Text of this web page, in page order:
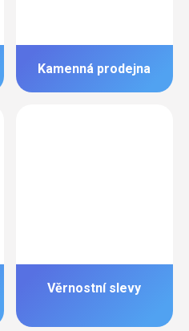
Kamenná prodejna
Věrnostní slevy